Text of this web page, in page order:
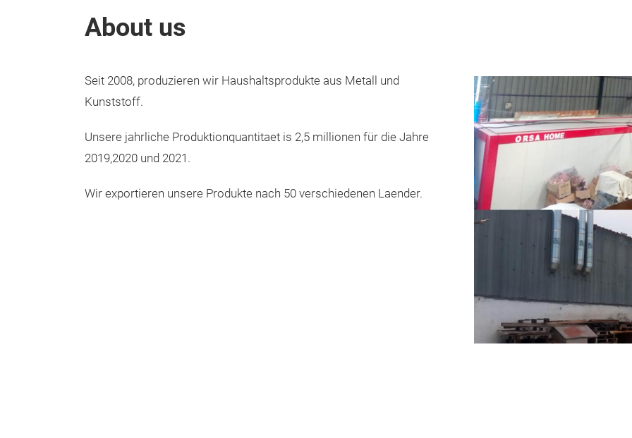
About us
Seit 2008, produzieren wir Haushaltsprodukte aus Metall und
Kunststoff.
Unsere jahrliche Produktionquantitaet is 2,5 millionen für die Jahre
2019,2020 und 2021.
Wir exportieren unsere Produkte nach 50 verschiedenen Laender.